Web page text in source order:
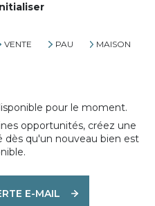
VENTE PAU
MAISON
pour le moment.
opportunités, créez une
qu'un nouveau bien est
E-MAIL